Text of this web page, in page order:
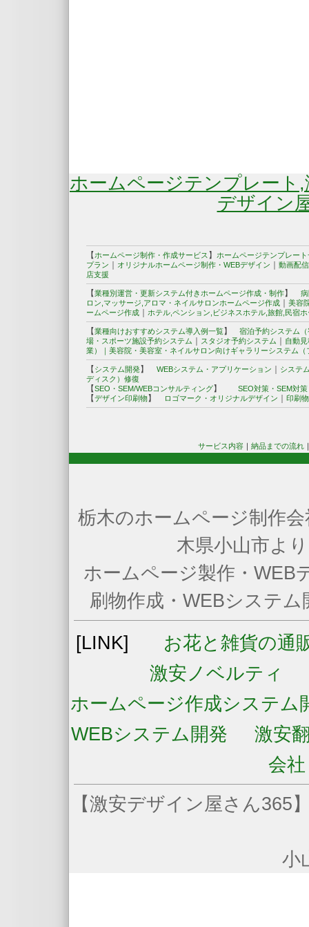
ホームページテンプレート
デザイン
【 ホームページ制作・作成サービス 】
ホームページテンプレー
プラン
オリジナルホームページ制作・WEBデザイン
動画配
店支援
【業種別運営・更新システム付きホームページ作成・制作】
ロン,マッサージ,アロマ・ネイルサロンホームページ作成
美容
ームページ作成
ホテル,ペンション,ビジネスホテル,旅館,民宿
【業種向けおすすめシステム導入例一覧】
宿泊予約システム（
場・スポーツ施設予約システム
スタジオ予約システム
自動
業）｜ 美容院・美容室・ネイルサロン向けギャラリーシステム（
【 システム開発】 WEBシステム・アプリケーション
システ
ディスク）修復
【SEO・SEM/WEBコンサルティング】 SEO対策・SEM対
【デザイン印刷物】 ロゴマーク・オリジナルデザイン 印刷
サービス内容｜ 納品までの流れ
栃木のホームページ制作
木県小山市よ
ホームページ製作・WEB
刷物作成・WEBシステ
[LINK]
お花と雑貨の通
激安ノベルティ
ホームページ作成システム
WEBシステム開発
激安
会社
【激安デザイン屋さん
小